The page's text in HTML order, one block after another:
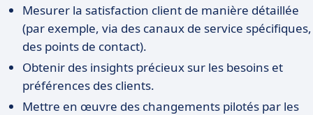
Mesurer la satisfaction client de manière détaillée
(par exemple, via des canaux de service spécifiques,
des points de contact).
Obtenir des insights précieux sur les besoins et
préférences des clients.
Mettre en œuvre des changements pilotés par les